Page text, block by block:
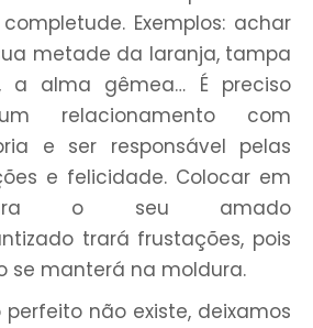
Exemplos: achar
metade da laranja, tampa
a alma gêmea… É preciso
relacionamento com
e ser responsável pelas
e felicidade. Colocar em
o seu amado
trará frustações, pois
se manterá na moldura.
não existe, deixamos